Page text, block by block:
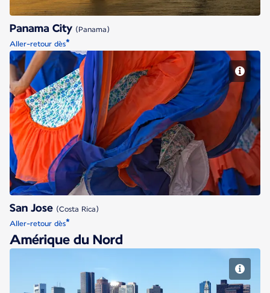
Panama City (Panama)
Aller-retour dès*
San Jose
San Jose (Costa Rica)
Aller-retour dès*
Amérique du Nord